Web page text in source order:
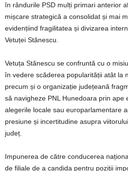
în rândurile PSD mulți primari anterior
mișcare strategică a consolidat și mai
evidențiind fragilitatea și divizarea
Vetuței Stănescu.
Vetuța Stănescu se confruntă cu o
în vedere scăderea popularității atât la
precum și o organizație județeană
să navigheze PNL Hunedoara prin ape
alegerile locale sau europarlamentare
presiune și incertitudine asupra
județ.
Impunerea de către conducerea
de filiale de a candida pentru poziții